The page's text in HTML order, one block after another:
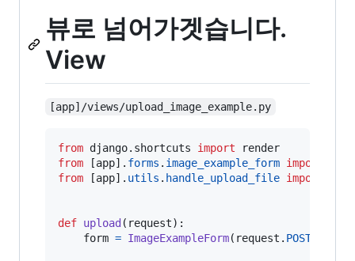
뷰로 넘어가겟습니다.
View
[app]/views/upload_image_example.py
from django. shortcuts import
render
from [app]. forms . image_example_form import
from [app]. utils . handle_upload_file import
def upload ( request):
form = ImageExampleForm( request . POST